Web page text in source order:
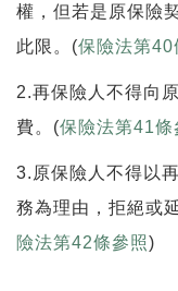
權，但若是原保險
此限。(保險法第40
2.再保險人不得向
費。(保險法第41條
3.原保險人不得以
務為理由，拒絕或
險法第42條參照)